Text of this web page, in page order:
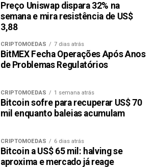
Preço Uniswap dispara 32% na
semana e mira resistência de US$
3,88
CRIPTOMOEDAS 7 dias atrás
BitMEX Fecha Operações Após Anos
de Problemas Regulatórios
CRIPTOMOEDAS 1 semana atrás
Bitcoin sofre para recuperar US$ 70
mil enquanto baleias acumulam
CRIPTOMOEDAS 6 dias atrás
Bitcoin a US$ 65 mil: halving se
aproxima e mercado já reage